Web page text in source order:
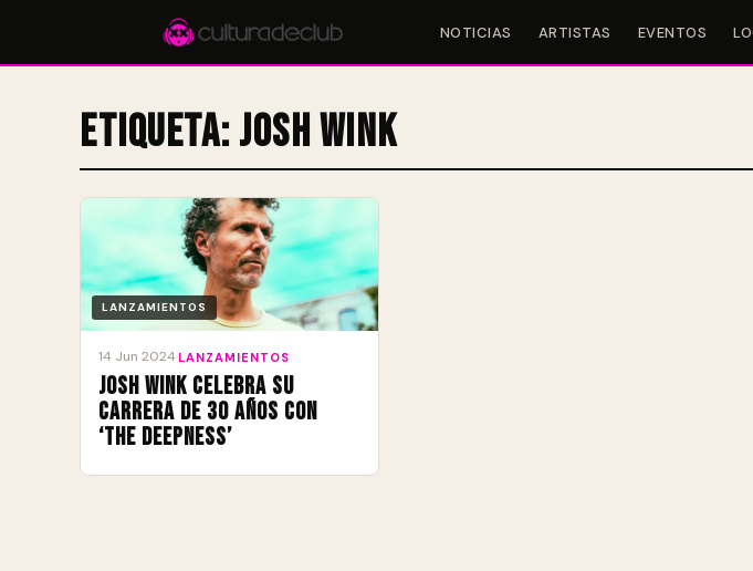
NOTICIAS ARTISTAS EVENTOS
Accesos rápidos:
Etiqueta: Josh Wink
LANZAMIENTOS
14 Jun 2024 LANZAMIENTOS
Josh Wink celebra su
carrera de 30 años con
‘The Deepness’